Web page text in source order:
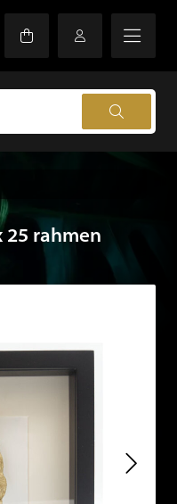
25 rahmen